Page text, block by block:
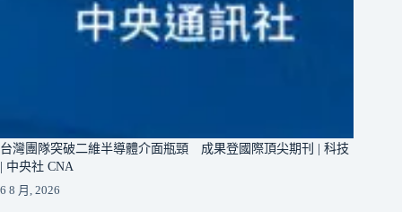
台灣團隊突破二維半導體介面瓶頸 成果登國際頂尖期刊 | 科技
| 中央社 CNA
6 8 月, 2026